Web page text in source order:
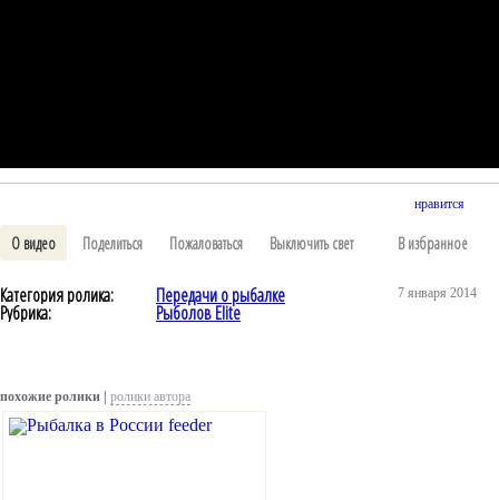
нравится
О видео Поделиться Пожаловаться Выключить свет В избранное
Категория ролика: Передачи о рыбалке
Рубрика: Рыболов Elite
7 января 2014
похожие ролики | ролики автора